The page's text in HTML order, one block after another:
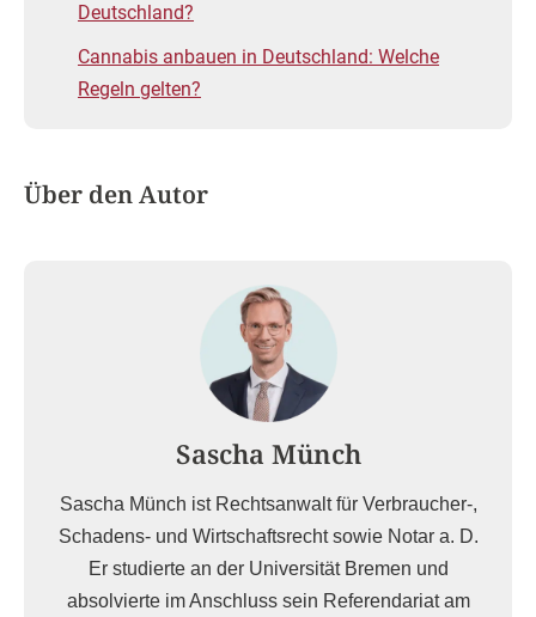
Deutschland?
Cannabis anbauen in Deutschland: Welche
Regeln gelten?
Über den Autor
Sascha Münch
Sascha Münch ist Rechtsanwalt für Verbraucher-,
Schadens- und Wirtschaftsrecht sowie Notar a. D.
Er studierte an der Universität Bremen und
absolvierte im Anschluss sein Referendariat am